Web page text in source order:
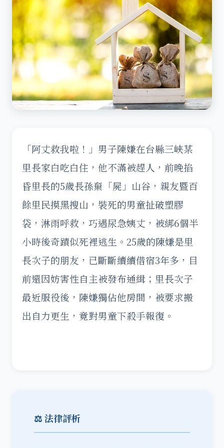
「阿丈救我啦！」男子陳嫌在台縣三峽某
里長家白吃白住，他不滿被趕人，前晚掐
昏里長的5歲長孫棄「屍」山谷，親友暨百
餘里民摸黑搜山，裝死的男童扯破塑膠
袋，淋雨呼救，巧遇尿急姨丈，被綁6個半
小時後奇蹟似死裡逃生。25歲的陳嫌是里
長次子的朋友，已斷斷續續借宿3年多，目
前還因妨害性自主被發布通緝；里長次子
最近服役後，陳嫌獨佔他房間，被要求搬
出自力更生，竟對男童下殺手報復。
⚖️ 法律評析